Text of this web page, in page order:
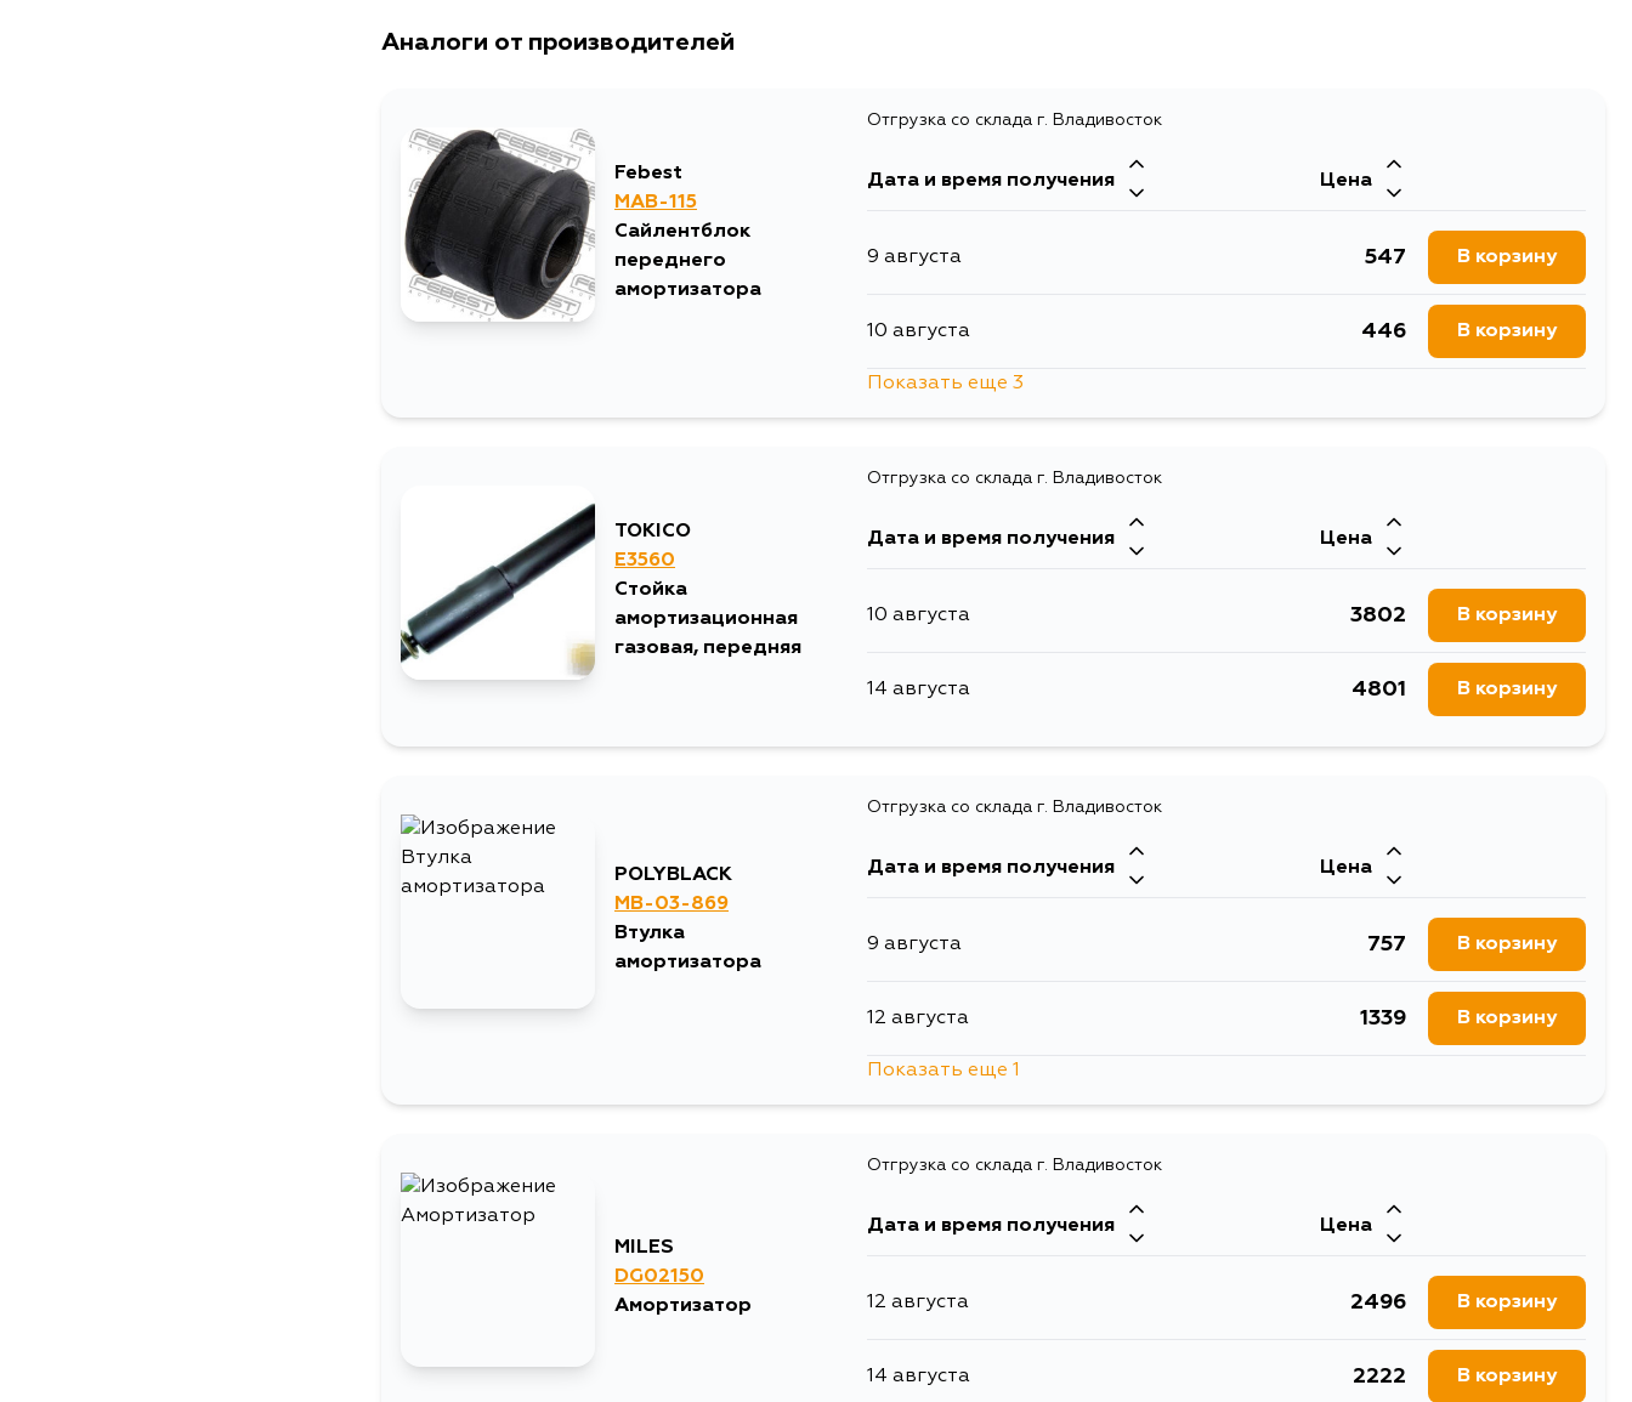
Аналоги от производителей
Febest
MAB-115
Сайлентблок
переднего
амортизатора
Отгрузка со склада г. Владивосток
Дата и время получения Цена
9 августа 547 В корзину
10 августа 446 В корзину
14 августа
15 августа 547
Показать еще 3
TOKICO
E3560
Стойка
амортизационная
газовая, передняя
Отгрузка со склада г. Владивосток
Дата и время получения Цена
10 августа 3802 В корзину
14 августа 4801 В корзину
POLYBLACK
MB-03-869
Втулка
амортизатора
Отгрузка со склада г. Владивосток
Дата и время получения Цена
9 августа 757 В корзину
12 августа 1339 В корзину
Показать еще 1
MILES
DG02150
Амортизатор
Отгрузка со склада г. Владивосток
Дата и время получения Цена
12 августа 2496 В корзину
14 августа 2222 В корзину